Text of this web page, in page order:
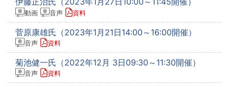
動画 音声 資料
菅原康雄氏（2023年1月21日14:00～16:00開催）
音声 資料
菊池健一氏（2022年12月 3日09:30～11:30開催）
音声 資料